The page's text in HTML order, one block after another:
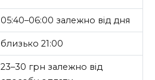
05:40–06:00 залежно від дня
близько 21:00
23–30 грн залежно від